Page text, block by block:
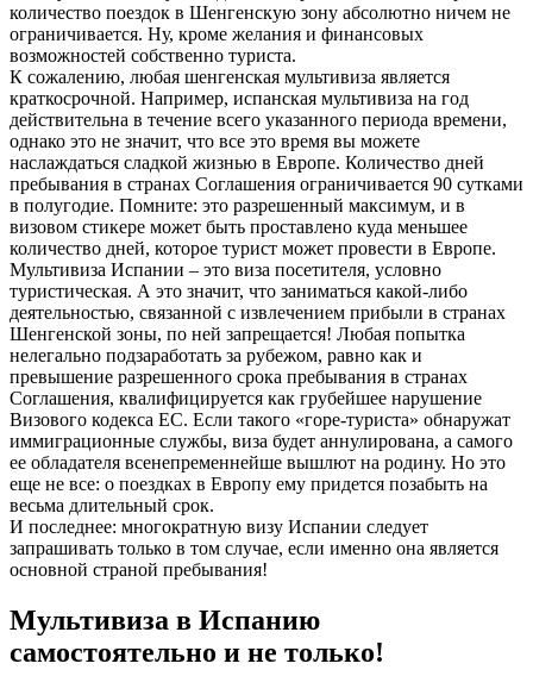
количество поездок в Шенгенскую зону абсолютно ничем не
ограничивается. Ну, кроме желания и финансовых
возможностей собственно туриста.
К сожалению, любая шенгенская мультивиза является
краткосрочной. Например, испанская мультивиза на год
действительна в течение всего указанного периода времени,
однако это не значит, что все это время вы можете
наслаждаться сладкой жизнью в Европе. Количество дней
пребывания в странах Соглашения ограничивается 90 сутками
в полугодие. Помните: это разрешенный максимум, и в
визовом стикере может быть проставлено куда меньшее
количество дней, которое турист может провести в Европе.
Мультивиза Испании – это виза посетителя, условно
туристическая. А это значит, что заниматься какой-либо
деятельностью, связанной с извлечением прибыли в странах
Шенгенской зоны, по ней запрещается! Любая попытка
нелегально подзаработать за рубежом, равно как и
превышение разрешенного срока пребывания в странах
Соглашения, квалифицируется как грубейшее нарушение
Визового кодекса ЕС. Если такого «горе-туриста» обнаружат
иммиграционные службы, виза будет аннулирована, а самого
ее обладателя всенепременнейше вышлют на родину. Но это
еще не все: о поездках в Европу ему придется позабыть на
весьма длительный срок.
И последнее: многократную визу Испании следует
запрашивать только в том случае, если именно она является
основной страной пребывания!
Мультивиза в Испанию
самостоятельно и не только!